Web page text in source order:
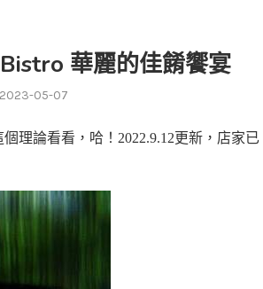
華麗的佳餚饗宴
2023-05-07
理論看看，哈！2022.9.12更新，店家已